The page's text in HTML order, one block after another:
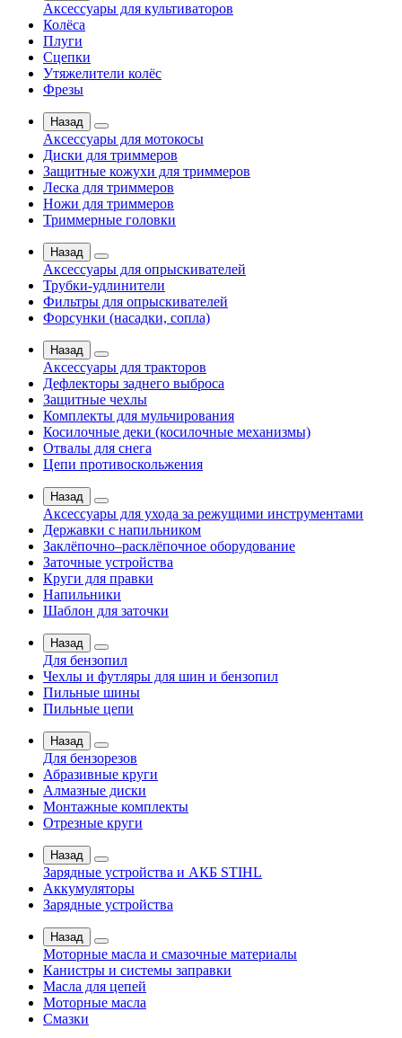
Аксессуары для культиваторов
Колёса
Плуги
Сцепки
Утяжелители колёс
Фрезы
Назад
Аксессуары для мотокосы
Диски для триммеров
Защитные кожухи для триммеров
Леска для триммеров
Ножи для триммеров
Триммерные головки
Назад
Аксессуары для опрыскивателей
Трубки-удлинители
Фильтры для опрыскивателей
Форсунки (насадки, сопла)
Назад
Аксессуары для тракторов
Дефлекторы заднего выброса
Защитные чехлы
Комплекты для мульчирования
Косилочные деки (косилочные механизмы)
Отвалы для снега
Цепи противоскольжения
Назад
Аксессуары для ухода за режущими инструментами
Державки с напильником
Заклёпочно–расклёпочное оборудование
Заточные устройства
Круги для правки
Напильники
Шаблон для заточки
Назад
Для бензопил
Чехлы и футляры для шин и бензопил
Пильные шины
Пильные цепи
Назад
Для бензорезов
Абразивные круги
Алмазные диски
Монтажные комплекты
Отрезные круги
Назад
Зарядные устройства и АКБ STIHL
Аккумуляторы
Зарядные устройства
Назад
Моторные масла и смазочные материалы
Канистры и системы заправки
Масла для цепей
Моторные масла
Смазки